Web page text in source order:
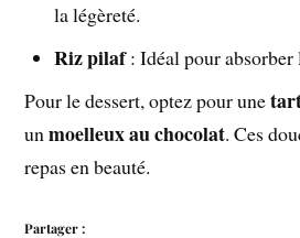
la légèreté.
Riz pilaf: Idéal pour absorber
Pour le dessert, optez pour une
unmoelleux au chocolat. Ces
repas en beauté.
Partager :